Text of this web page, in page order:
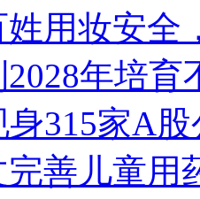
用妆安全
年培
身315家A
完善儿童用